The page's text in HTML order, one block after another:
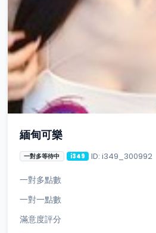
緬甸可樂
一對多等待中 i349 ID: i349_300992
一對多點數
一對一點數
滿意度評分